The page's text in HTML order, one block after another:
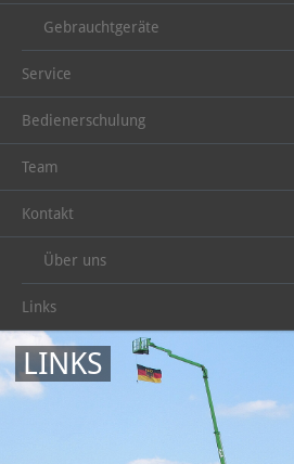
Gebrauchtgeräte
Service
Bedienerschulung
Team
Kontakt
Über uns
Links
LINKS